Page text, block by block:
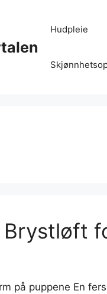
Hudpleie
Brystløft
på puppene En